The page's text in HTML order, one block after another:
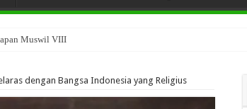
Muswil VIII
dengan Bangsa Indonesia yang Religius